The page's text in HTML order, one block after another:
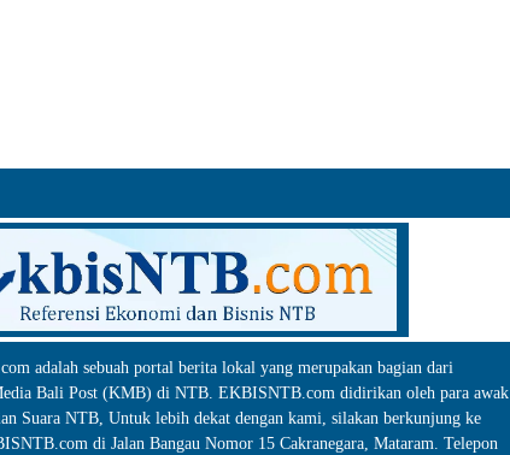
adalah sebuah portal berita lokal yang merupakan bagian dari
Bali Post (KMB) di NTB. EKBISNTB.com didirikan oleh para awak
Suara NTB, Untuk lebih dekat dengan kami, silakan berkunjung ke
di Jalan Bangau Nomor 15 Cakranegara, Mataram. Telepon